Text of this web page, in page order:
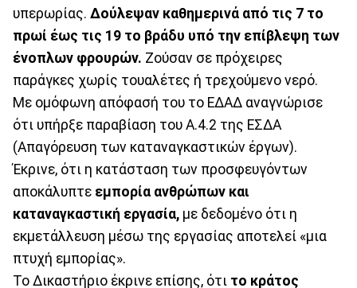
υπερωρίας. Δούλεψαν καθημερινά από τις 7 το
πρωί έως τις 19 το βράδυ υπό την επίβλεψη των
ένοπλων φρουρών. Ζούσαν σε πρόχειρες
παράγκες χωρίς τουαλέτες ή τρεχούμενο νερό.
Με ομόφωνη απόφασή του το ΕΔΑΔ αναγνώρισε
ότι υπήρξε παραβίαση του Α.4.2 της ΕΣΔΑ
(Απαγόρευση των καταναγκαστικών έργων).
Έκρινε, ότι η κατάσταση των προσφευγόντων
αποκάλυπτε εμπορία ανθρώπων και
καταναγκαστική εργασία, με δεδομένο ότι η
εκμετάλλευση μέσω της εργασίας αποτελεί «μια
πτυχή εμπορίας».
Το Δικαστήριο έκρινε επίσης, ότι το κράτος